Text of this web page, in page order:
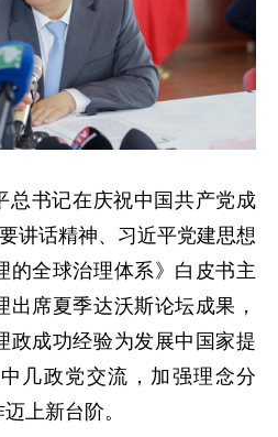
总书记在庆祝中国共产党成
讲话精神、习近平党建思想
的全球治理体系》白皮书主
席夏季达沃斯论坛成果，
政成功经验为发展中国家提
几政党交流，加强理念分
上新台阶。